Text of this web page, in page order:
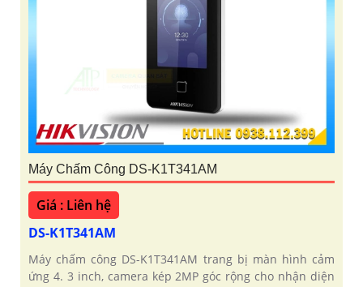
Máy Chấm Công DS-K1T341AM
Giá : Liên hệ
DS-K1T341AM
Máy chấm công DS-K1T341AM trang bị màn hình cảm
ứng 4. 3 inch, camera kép 2MP góc rộng cho nhận diện